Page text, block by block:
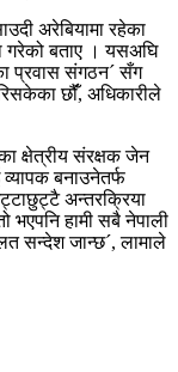
अरेबियामा रहेका
गरेको बताए । यसअघि
प्रवास संगठन´ सँग
छौंँ, अधिकारीले
क्षेत्रीय संरक्षक जेन
बनाउनेतर्फ
अन्तरक्रिया
हामी सबै नेपाली
सन्देश जान्छ´, लामाले